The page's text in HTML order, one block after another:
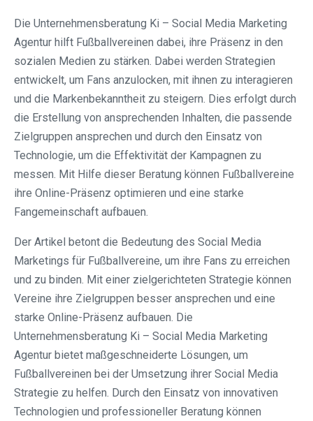
Die Unternehmensberatung Ki – Social Media Marketing
Agentur hilft Fußballvereinen dabei, ihre Präsenz in den
sozialen Medien zu stärken. Dabei werden Strategien
entwickelt, um Fans anzulocken, mit ihnen zu interagieren
und die Markenbekanntheit zu steigern. Dies erfolgt durch
die Erstellung von ansprechenden Inhalten, die passende
Zielgruppen ansprechen und durch den Einsatz von
Technologie, um die Effektivität der Kampagnen zu
messen. Mit Hilfe dieser Beratung können Fußballvereine
ihre Online-Präsenz optimieren und eine starke
Fangemeinschaft aufbauen.
Der Artikel betont die Bedeutung des Social Media
Marketings für Fußballvereine, um ihre Fans zu erreichen
und zu binden. Mit einer zielgerichteten Strategie können
Vereine ihre Zielgruppen besser ansprechen und eine
starke Online-Präsenz aufbauen. Die
Unternehmensberatung Ki – Social Media Marketing
Agentur bietet maßgeschneiderte Lösungen, um
Fußballvereinen bei der Umsetzung ihrer Social Media
Strategie zu helfen. Durch den Einsatz von innovativen
Technologien und professioneller Beratung können